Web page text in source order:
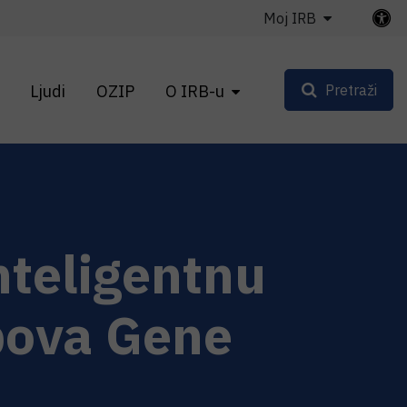
Ljudi OZIP O IRB-u
Moj IRB
Pretraži
Gene